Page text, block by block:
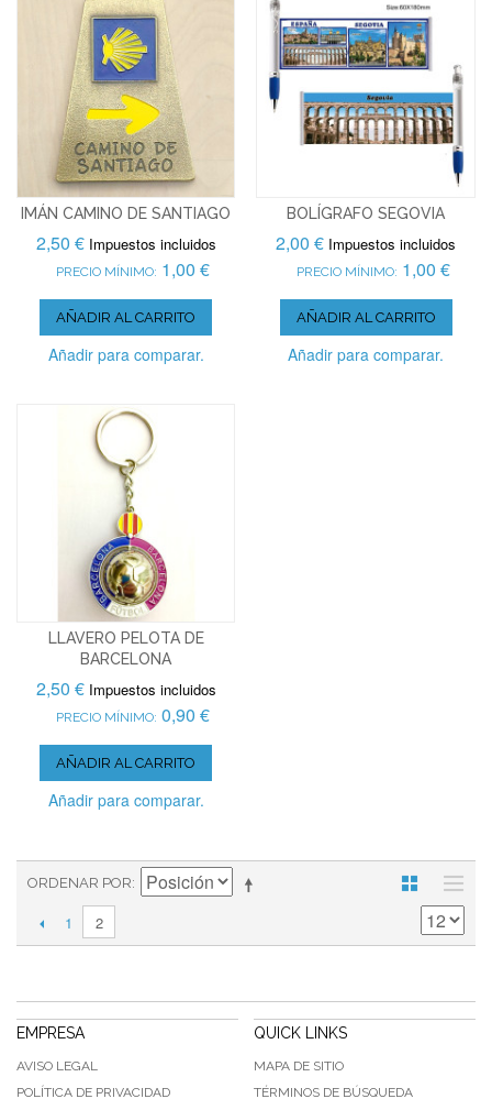
IMÁN CAMINO DE SANTIAGO
2,50 € Impuestos incluidos
PRECIO MÍNIMO: 1,00 €
AÑADIR AL CARRITO
Añadir para comparar.
BOLÍGRAFO SEGOVIA
2,00 € Impuestos incluidos
PRECIO MÍNIMO: 1,00 €
AÑADIR AL CARRITO
Añadir para comparar.
LLAVERO PELOTA DE
BARCELONA
2,50 € Impuestos incluidos
PRECIO MÍNIMO: 0,90 €
AÑADIR AL CARRITO
Añadir para comparar.
ORDENAR POR
1 2
EMPRESA
AVISO LEGAL
POLÍTICA DE PRIVACIDAD
QUICK LINKS
MAPA DE SITIO
TÉRMINOS DE BÚSQUEDA